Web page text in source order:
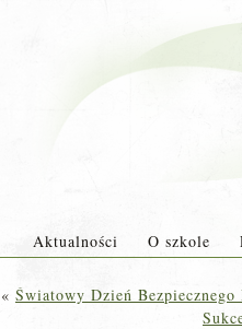
Aktualności O szkole
« Światowy Dzień